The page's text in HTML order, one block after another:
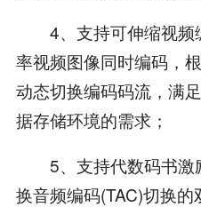
4、支持可伸缩视频
率视频图像同时编码，
动态切换编码码流，满
据存储环境的需求；
5、支持代数码书激
换音频编码(TAC)切换